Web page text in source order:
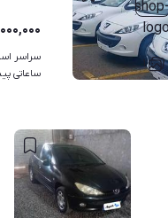
۱
سراسر
ساعاتی